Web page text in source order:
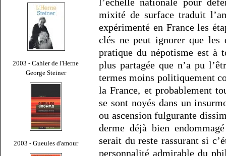
2003 - Cahier de l'Herne
George Steiner
2003 - Gueules d'amour
mixité de surface traduit
expérimenté en France les
clés ne peut ignorer que les
pratique du népotisme est à
plus partagée que n’a pu
termes moins politiquement
la France, et probablement
se sont noyés dans un
ou ascension fulgurante
derme déjà bien
serait du reste rassurant si
personnalité admirable du